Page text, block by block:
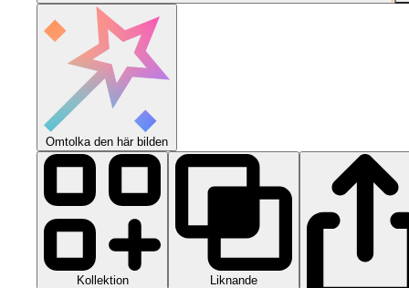
Omtolka den här bilden
Kollektion Liknande